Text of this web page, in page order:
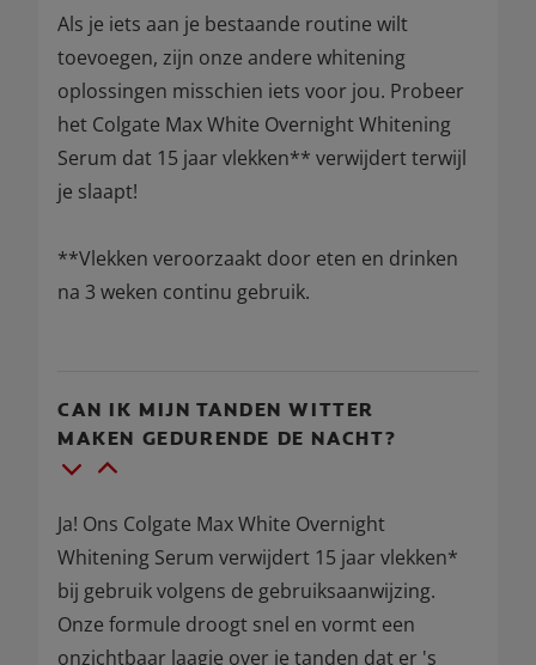
Als je iets aan je bestaande routine wilt
toevoegen, zijn onze andere whitening
oplossingen misschien iets voor jou. Probeer
het Colgate Max White Overnight Whitening
Serum dat 15 jaar vlekken** verwijdert terwijl
je slaapt!
**Vlekken veroorzaakt door eten en drinken
na 3 weken continu gebruik.
CAN IK MIJN TANDEN WITTER
MAKEN GEDURENDE DE NACHT?
Ja! Ons Colgate Max White Overnight
Whitening Serum verwijdert 15 jaar vlekken*
bij gebruik volgens de gebruiksaanwijzing.
Onze formule droogt snel en vormt een
onzichtbaar laagje over je tanden dat er 's